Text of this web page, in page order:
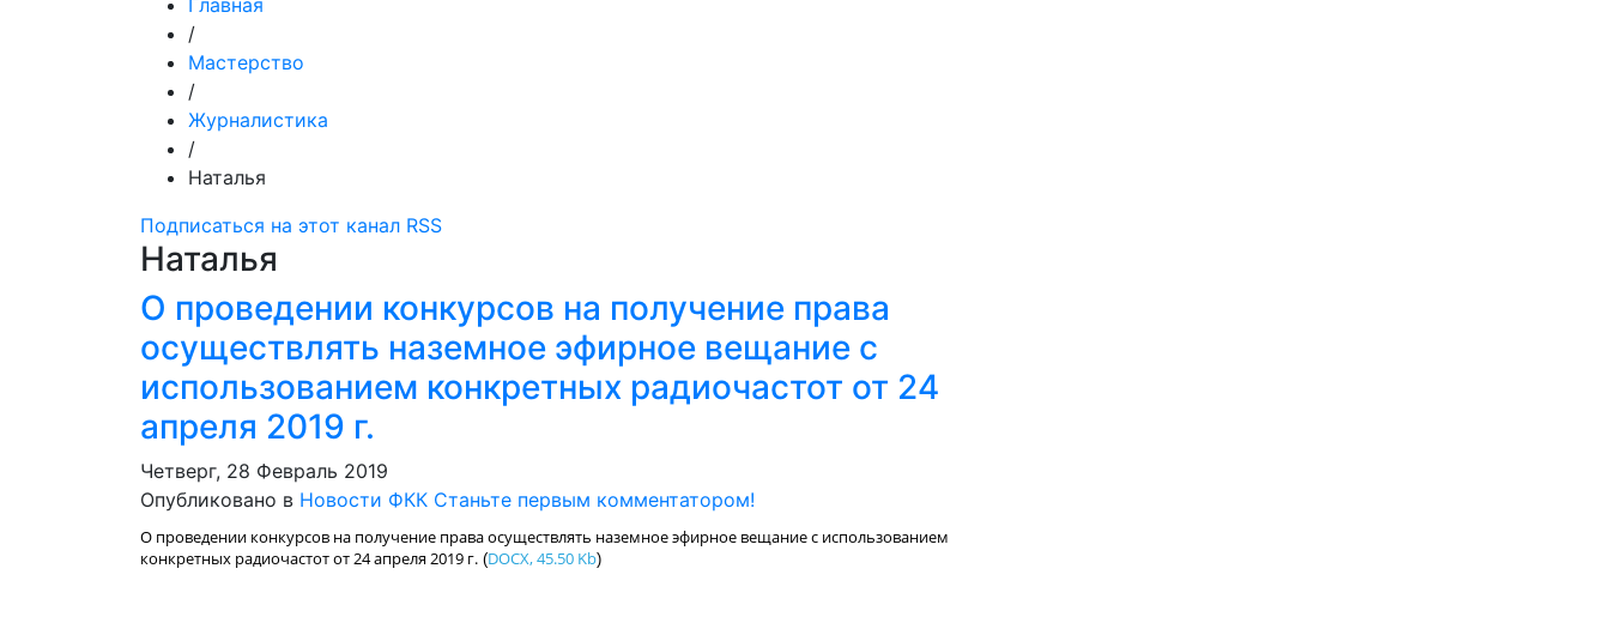
Главная
/
Мастерство
/
Журналистика
/
Наталья
Подписаться на этот канал RSS
Наталья
О проведении конкурсов на получение права
осуществлять наземное эфирное вещание с
использованием конкретных радиочастот от 24
апреля 2019 г.
Четверг, 28 Февраль 2019
Опубликовано в Новости ФКК Станьте первым комментатором!
О проведении конкурсов на получение права осуществлять наземное эфирное вещание с использованием
конкретных радиочастот от 24 апреля 2019 г. (DOCX, 45.50 Kb)